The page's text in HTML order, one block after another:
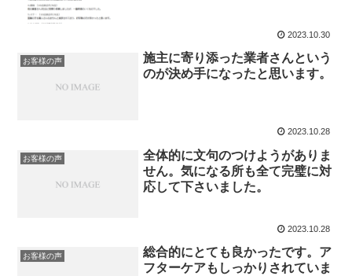
2023.10.30
お客様の声
施主に寄り添った業者さんという
のが決め手になったと思います。
2023.10.28
お客様の声
全体的に文句のつけようがありま
せん。気になる所も全て完璧に対
応して下さいました。
2023.10.28
お客様の声
総合的にとても良かったです。ア
フターケアもしっかりされていま